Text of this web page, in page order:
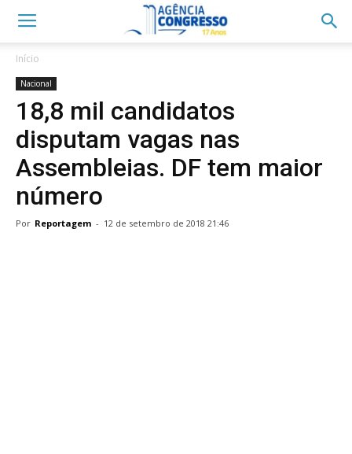
Início
Nacional
18,8 mil candidatos
disputam vagas nas
Assembleias. DF tem maior
número
Por Reportagem - 12 de setembro de 2018 21:46